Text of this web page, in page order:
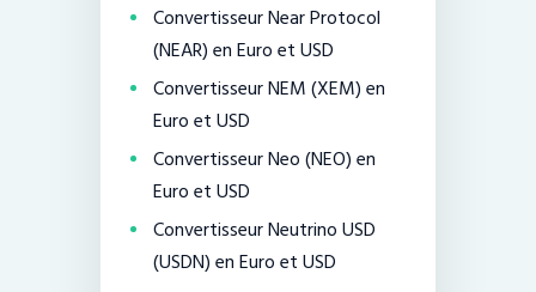
Convertisseur Near Protocol
(NEAR) en Euro et USD
Convertisseur NEM (XEM) en
Euro et USD
Convertisseur Neo (NEO) en
Euro et USD
Convertisseur Neutrino USD
(USDN) en Euro et USD